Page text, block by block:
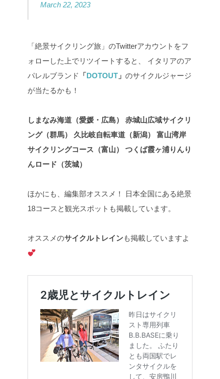
March 22, 2023
「絶景サイクリング旅」のTwitterアカウントをフ
ォローした上でリツイートすると、
イタリアのア
パレルブランド
「DOTOUT 」 のサイクルジャージ
が当たるかも！
しまなみ海道（愛媛・広島）
赤城山広域サイクリ
ング（群馬）
久比岐自転車道（新潟）
富山湾岸
サイクリングコース（富山）
つくば霞ヶ浦りんり
んロード（茨城）
ほかにも、編集部オススメ！
日本全国にある絶景
18コースと観光スポットも掲載しています。
オススメのサイクルトレインも掲載していますよ